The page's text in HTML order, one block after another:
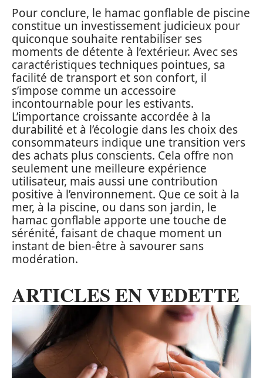
Pour conclure, le hamac gonflable de piscine
constitue un investissement judicieux pour
quiconque souhaite rentabiliser ses
moments de détente à l’extérieur. Avec ses
caractéristiques techniques pointues, sa
facilité de transport et son confort, il
s’impose comme un accessoire
incontournable pour les estivants.
L’importance croissante accordée à la
durabilité et à l’écologie dans les choix des
consommateurs indique une transition vers
des achats plus conscients. Cela offre non
seulement une meilleure expérience
utilisateur, mais aussi une contribution
positive à l’environnement. Que ce soit à la
mer, à la piscine, ou dans son jardin, le
hamac gonflable apporte une touche de
sérénité, faisant de chaque moment un
instant de bien-être à savourer sans
modération.
ARTICLES EN VEDETTE